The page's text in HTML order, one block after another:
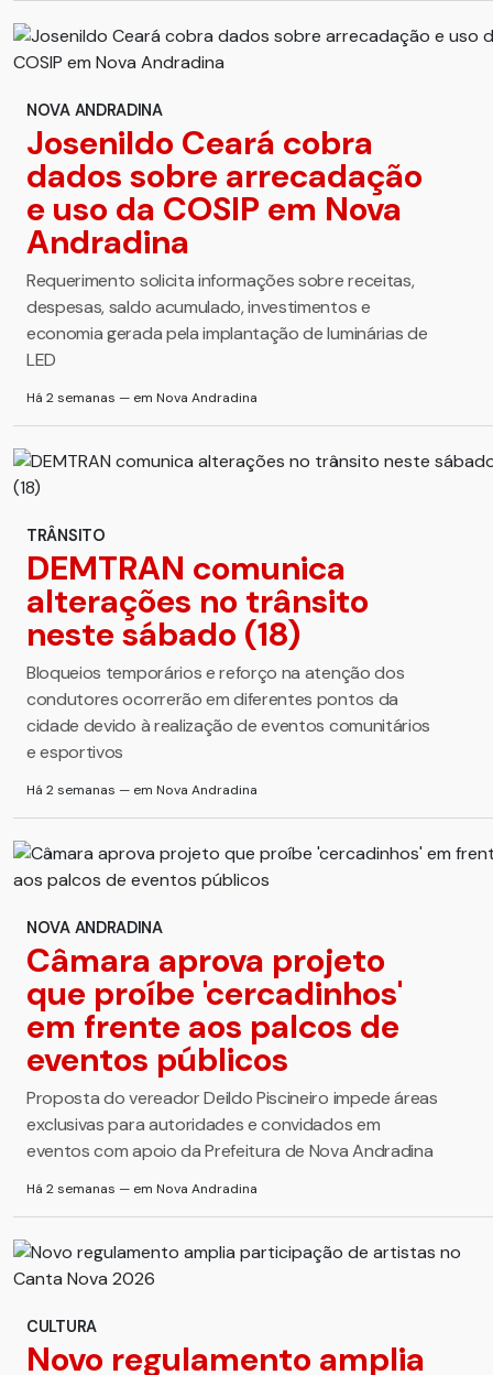
NOVA ANDRADINA
Josenildo Ceará cobra
dados sobre arrecadação
e uso da COSIP em Nova
Andradina
Requerimento solicita informações sobre receitas,
despesas, saldo acumulado, investimentos e
economia gerada pela implantação de luminárias de
LED
Há 2 semanas — em Nova Andradina
TRÂNSITO
DEMTRAN comunica
alterações no trânsito
neste sábado (18)
Bloqueios temporários e reforço na atenção dos
condutores ocorrerão em diferentes pontos da
cidade devido à realização de eventos comunitários
e esportivos
Há 2 semanas — em Nova Andradina
NOVA ANDRADINA
Câmara aprova projeto
que proíbe 'cercadinhos'
em frente aos palcos de
eventos públicos
Proposta do vereador Deildo Piscineiro impede áreas
exclusivas para autoridades e convidados em
eventos com apoio da Prefeitura de Nova Andradina
Há 2 semanas — em Nova Andradina
CULTURA
Novo regulamento amplia